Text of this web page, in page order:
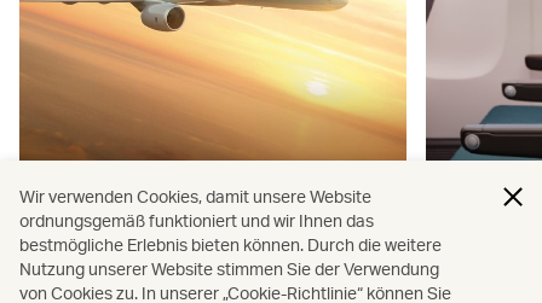
Ausgezeichnet als eine der drei
besten Fluggesellschaften der Welt
Prämiert
Wir verwenden Cookies, damit unsere Website
ordnungsgemäß funktioniert und wir Ihnen das
bestmögliche Erlebnis bieten können. Durch die weitere
Nutzung unserer Website stimmen Sie der Verwendung
von Cookies zu. In unserer „Cookie-Richtlinie“ können Sie